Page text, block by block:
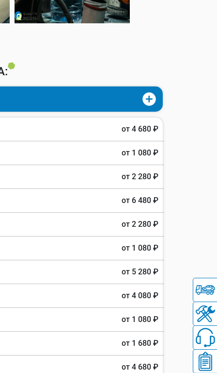
от 4 680 ₽
от 1 080 ₽
от 2 280 ₽
от 6 480 ₽
от 2 280 ₽
от 1 080 ₽
от 5 280 ₽
от 4 080 ₽
от 1 080 ₽
от 1 680 ₽
от 4 680 ₽